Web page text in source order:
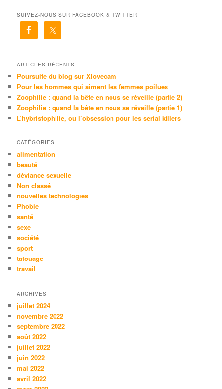
h
e
SUIVEZ-NOUS SUR FACEBOOK & TWITTER
ARTICLES RÉCENTS
Poursuite du blog sur Xlovecam
Pour les hommes qui aiment les femmes poilues
Zoophilie : quand la bête en nous se réveille (partie 2)
Zoophilie : quand la bête en nous se réveille (partie 1)
L’hybristophilie, ou l’obsession pour les serial killers
CATÉGORIES
alimentation
beauté
déviance sexuelle
Non classé
nouvelles technologies
Phobie
santé
sexe
société
sport
tatouage
travail
ARCHIVES
juillet 2024
novembre 2022
septembre 2022
août 2022
juillet 2022
juin 2022
mai 2022
avril 2022